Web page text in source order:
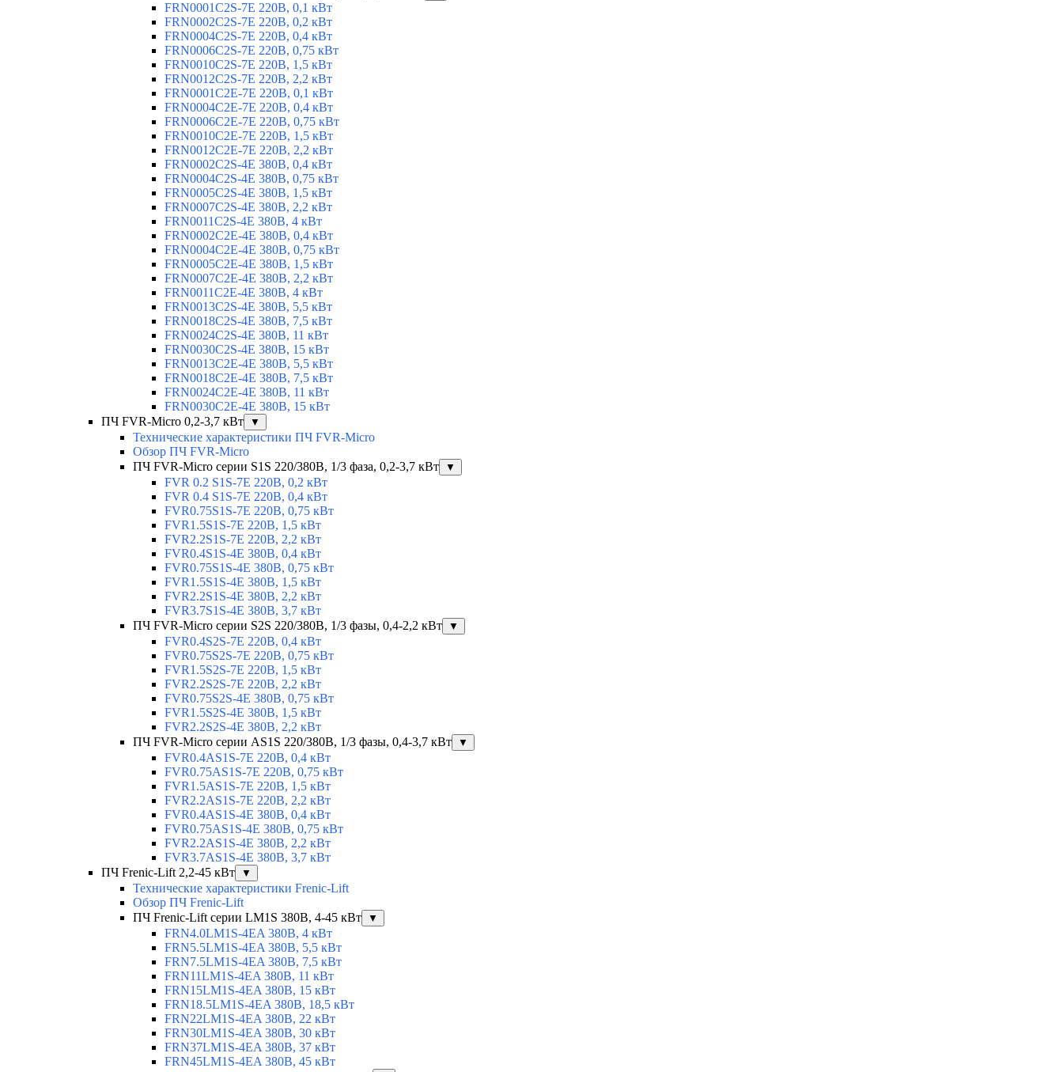
FRN0001C2S-7E 220В, 0,1 кВт
FRN0002C2S-7E 220В, 0,2 кВт
FRN0004C2S-7E 220В, 0,4 кВт
FRN0006C2S-7E 220В, 0,75 кВт
FRN0010C2S-7E 220В, 1,5 кВт
FRN0012C2S-7E 220В, 2,2 кВт
FRN0001C2E-7E 220В, 0,1 кВт
FRN0004C2E-7E 220В, 0,4 кВт
FRN0006C2E-7E 220В, 0,75 кВт
FRN0010C2E-7E 220В, 1,5 кВт
FRN0012C2E-7E 220В, 2,2 кВт
FRN0002C2S-4E 380В, 0,4 кВт
FRN0004C2S-4E 380В, 0,75 кВт
FRN0005C2S-4E 380В, 1,5 кВт
FRN0007C2S-4E 380В, 2,2 кВт
FRN0011C2S-4E 380В, 4 кВт
FRN0002C2E-4E 380В, 0,4 кВт
FRN0004C2E-4E 380В, 0,75 кВт
FRN0005C2E-4E 380В, 1,5 кВт
FRN0007C2E-4E 380В, 2,2 кВт
FRN0011C2E-4E 380В, 4 кВт
FRN0013C2S-4E 380В, 5,5 кВт
FRN0018C2S-4E 380В, 7,5 кВт
FRN0024C2S-4E 380В, 11 кВт
FRN0030C2S-4E 380В, 15 кВт
FRN0013C2E-4E 380В, 5,5 кВт
FRN0018C2E-4E 380В, 7,5 кВт
FRN0024C2E-4E 380В, 11 кВт
FRN0030C2E-4E 380В, 15 кВт
ПЧ FVR-Micro 0,2-3,7 кВт
▼
Технические характеристики ПЧ FVR-Micro
Обзор ПЧ FVR-Micro
ПЧ FVR-Micro серии S1S 220/380В, 1/3 фаза, 0,2-3,7 кВт
▼
FVR 0.2 S1S-7E 220В, 0,2 кВт
FVR 0.4 S1S-7E 220В, 0,4 кВт
FVR0.75S1S-7E 220В, 0,75 кВт
FVR1.5S1S-7E 220В, 1,5 кВт
FVR2.2S1S-7E 220В, 2,2 кВт
FVR0.4S1S-4E 380В, 0,4 кВт
FVR0.75S1S-4E 380В, 0,75 кВт
FVR1.5S1S-4E 380В, 1,5 кВт
FVR2.2S1S-4E 380В, 2,2 кВт
FVR3.7S1S-4E 380В, 3,7 кВт
ПЧ FVR-Micro серии S2S 220/380В, 1/3 фазы, 0,4-2,2 кВт
▼
FVR0.4S2S-7E 220В, 0,4 кВт
FVR0.75S2S-7E 220В, 0,75 кВт
FVR1.5S2S-7E 220В, 1,5 кВт
FVR2.2S2S-7E 220В, 2,2 кВт
FVR0.75S2S-4E 380В, 0,75 кВт
FVR1.5S2S-4E 380В, 1,5 кВт
FVR2.2S2S-4E 380В, 2,2 кВт
ПЧ FVR-Micro серии AS1S 220/380В, 1/3 фазы, 0,4-3,7 кВт
▼
FVR0.4AS1S-7E 220В, 0,4 кВт
FVR0.75AS1S-7E 220В, 0,75 кВт
FVR1.5AS1S-7E 220В, 1,5 кВт
FVR2.2AS1S-7E 220В, 2,2 кВт
FVR0.4AS1S-4E 380В, 0,4 кВт
FVR0.75AS1S-4E 380В, 0,75 кВт
FVR2.2AS1S-4E 380В, 2,2 кВт
FVR3.7AS1S-4E 380В, 3,7 кВт
ПЧ Frenic-Lift 2,2-45 кВт
▼
Технические характеристики Frenic-Lift
Обзор ПЧ Frenic-Lift
ПЧ Frenic-Lift серии LM1S 380В, 4-45 кВт
▼
FRN4.0LM1S-4EA 380В, 4 кВт
FRN5.5LM1S-4EA 380В, 5,5 кВт
FRN7.5LM1S-4EA 380В, 7,5 кВт
FRN11LM1S-4EA 380В, 11 кВт
FRN15LM1S-4EA 380В, 15 кВт
FRN18.5LM1S-4EA 380В, 18,5 кВт
FRN22LM1S-4EA 380В, 22 кВт
FRN30LM1S-4EA 380В, 30 кВт
FRN37LM1S-4EA 380В, 37 кВт
FRN45LM1S-4EA 380В, 45 кВт